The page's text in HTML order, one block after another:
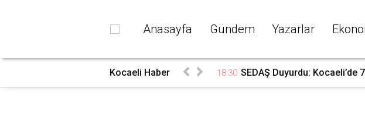
Anasayfa Gündem Yazarlar
Kocaeli Haber 18:30 SEDAŞ Duyurdu: